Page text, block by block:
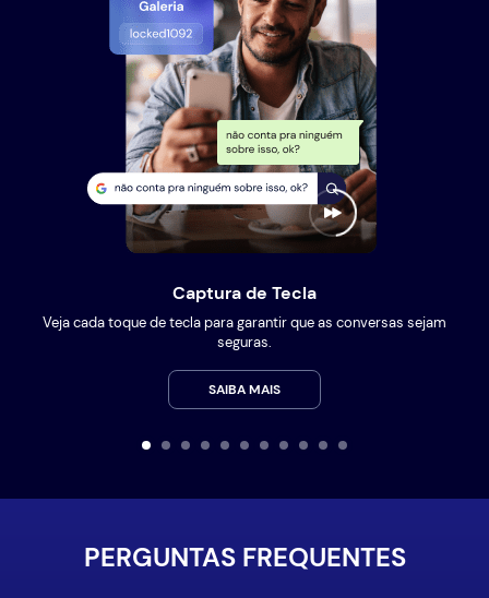
Captura de Tecla
Veja cada toque de tecla para garantir que as conversas sejam
seguras.
SAIBA MAIS
PERGUNTAS FREQUENTES